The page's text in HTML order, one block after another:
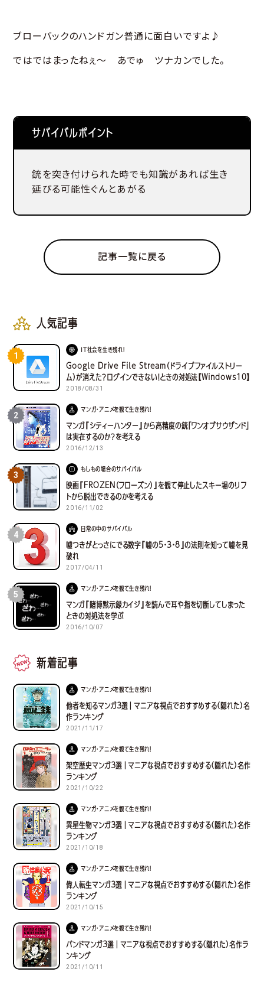
ブローバックのハンドガン普通に面白いですよ♪
ではではまったねぇ～ あでゅ ツナカンでした。
サバイバルポイント
銃を突き付けられた時でも知識があれば生き
延びる可能性ぐんとあがる
記事一覧に戻る
人気記事
1
IT社会を生き残れ！
Google Drive File Stream（ドライブファイルストリー
ム）が消えた？ログインできない！ときの対処法【Windows10】
2018/08/31
2
マンガ・アニメを観て生き残れ！
マンガ『シティーハンター』から高精度の銃「ワンオブサウザンド」
は実在するのか？を考える
2016/12/13
3
もしもの場合のサバイバル
映画『FROZEN（フローズン）』を観て停止したスキー場のリフ
トから脱出できるのかを考える
2016/11/02
4
日常の中のサバイバル
嘘つきがとっさにでる数字『嘘の5・3・8』の法則を知って嘘を見
破れ
2017/04/11
5
マンガ・アニメを観て生き残れ！
マンガ『賭博黙示録カイジ』を読んで耳や指を切断してしまった
ときの対処法を学ぶ
2016/10/07
新着記事
マンガ・アニメを観て生き残れ！
他者を知るマンガ３選｜マニアな視点でおすすめする(隠れた)名
作ランキング
2021/11/17
マンガ・アニメを観て生き残れ！
架空歴史マンガ３選｜マニアな視点でおすすめする(隠れた)名作
ランキング
2021/10/22
マンガ・アニメを観て生き残れ！
異星生物マンガ３選｜マニアな視点でおすすめする(隠れた)名作
ランキング
2021/10/18
マンガ・アニメを観て生き残れ！
偉人転生マンガ３選｜マニアな視点でおすすめする(隠れた)名作
ランキング
2021/10/15
マンガ・アニメを観て生き残れ！
バンドマンガ３選｜マニアな視点でおすすめする(隠れた)名作ラ
ンキング
2021/10/11